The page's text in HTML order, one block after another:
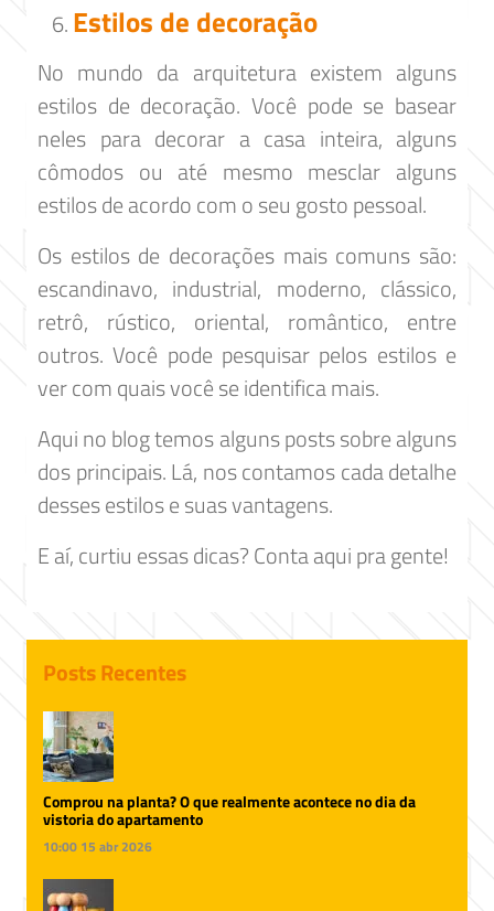
Estilos de decoração
No mundo da arquitetura existem alguns
estilos de decoração. Você pode se basear
neles para decorar a casa inteira, alguns
cômodos ou até mesmo mesclar alguns
estilos de acordo com o seu gosto pessoal.
Os estilos de decorações mais comuns são:
escandinavo, industrial, moderno, clássico,
retrô, rústico, oriental, romântico, entre
outros. Você pode pesquisar pelos estilos e
ver com quais você se identifica mais.
Aqui no blog temos alguns posts sobre alguns
dos principais. Lá, nos contamos cada detalhe
desses estilos e suas vantagens.
E aí, curtiu essas dicas? Conta aqui pra gente!
Posts Recentes
Comprou na planta? O que realmente acontece no dia da
vistoria do apartamento
10:00 15 abr 2026